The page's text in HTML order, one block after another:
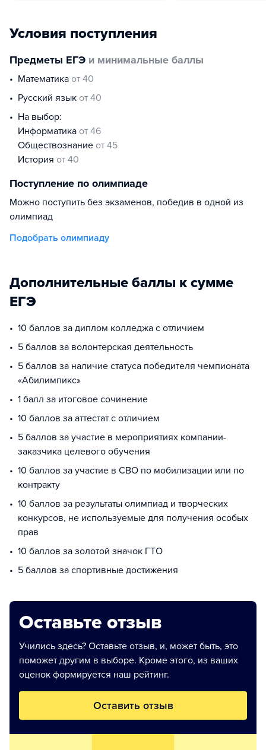
Условия поступления
Предметы ЕГЭ и минимальные баллы
математика от 40
русский язык от 40
На выбор:
информатика от 46
обществознание от 45
история от 40
Поступление по олимпиаде
Можно поступить без экзаменов, победив в одной из
олимпиад
Подобрать олимпиаду
Дополнительные баллы к сумме
ЕГЭ
10 баллов за диплом колледжа с отличием
5 баллов за волонтерская деятельность
5 баллов за наличие статуса победителя чемпионата
«Абилимпикс»
1 балл за итоговое сочинение
10 баллов за аттестат с отличием
5 баллов за участие в мероприятиях компании-
заказчика целевого обучения
10 баллов за участие в СВО по мобилизации или по
контракту
10 баллов за результаты олимпиад и творческих
конкурсов, не используемые для получения особых
прав
10 баллов за золотой значок ГТО
5 баллов за спортивные достижения
Оставьте отзыв
Учились здесь? Оставьте отзыв, и, может быть, это
поможет другим в выборе. Кроме этого, из ваших
оценок формируется наш рейтинг.
Оставить отзыв